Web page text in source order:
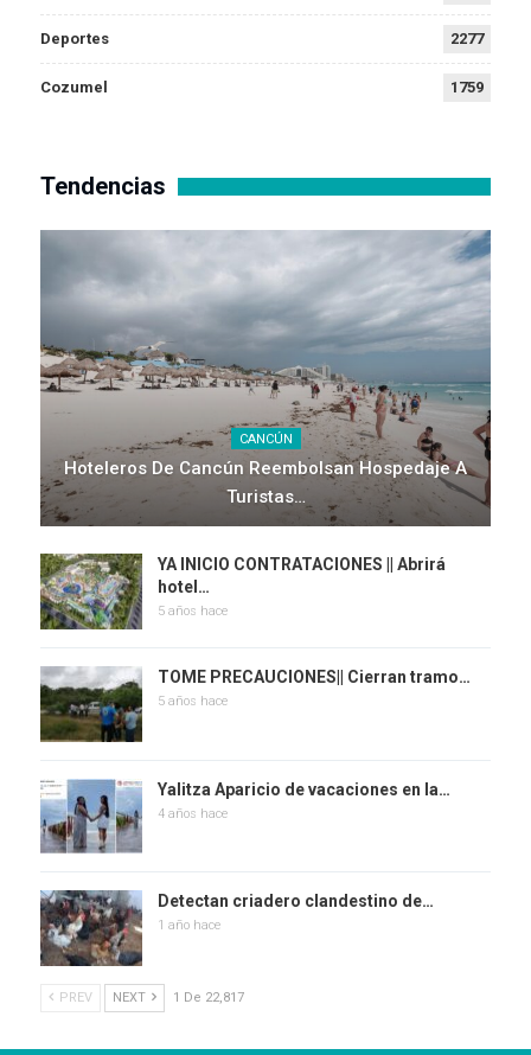
Deportes 2277
Cozumel 1759
Tendencias
CANCÚN
Hoteleros De Cancún Reembolsan Hospedaje A
Turistas…
YA INICIO CONTRATACIONES || Abrirá
hotel…
5 años hace
TOME PRECAUCIONES|| Cierran tramo…
5 años hace
Yalitza Aparicio de vacaciones en la…
4 años hace
Detectan criadero clandestino de…
1 año hace
PREV NEXT 1 De 22,817